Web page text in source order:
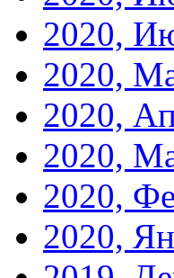
2020,
2020,
2020,
2020,
2020,
2020,